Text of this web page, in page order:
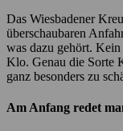
Das Wiesbadener
überschaubaren
was dazu gehört.
Klo. Genau die Sorte
ganz besonders zu
Am Anfang redet